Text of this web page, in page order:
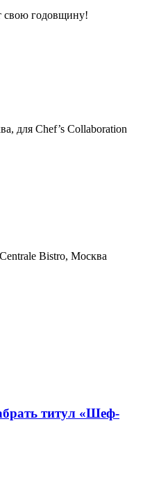
свою годовщину!
для Chef’s Collaboration
Bistro, Москва
титул «Шеф-